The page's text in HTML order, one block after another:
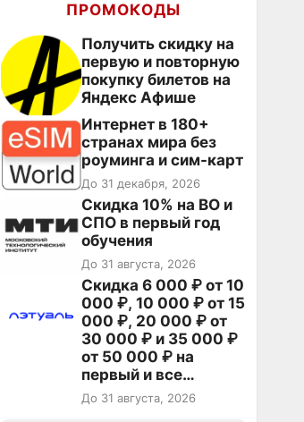
ПРОМОКОДЫ
Получить скидку на
первую и повторную
покупку билетов на
Яндекс Афише
Интернет в 180+
странах мира без
роуминга и сим-карт
До 31 декабря, 2026
Скидка 10% на ВО и
СПО в первый год
обучения
До 31 августа, 2026
Скидка 6 000 ₽ от 10
000 ₽, 10 000 ₽ от 15
000 ₽, 20 000 ₽ от
30 000 ₽ и 35 000 ₽
от 50 000 ₽ на
первый и все
повторные заказы по
промокоду НАБЕРИ
До 31 августа, 2026